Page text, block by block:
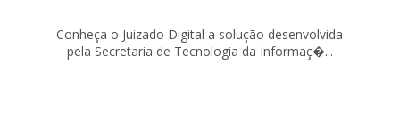
Conheça o Juizado Digital a solução desenvolvida
pela Secretaria de Tecnologia da Informaç�...